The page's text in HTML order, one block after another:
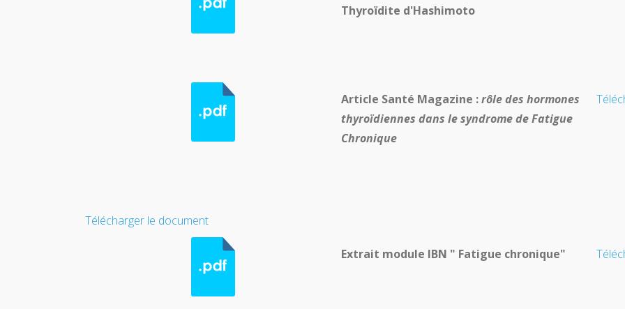
Thyroïdite d'Hashimoto
Article Santé Magazine :rôle des hormones
thyroïdiennes dans le syndrome de Fatigue
Chronique
Télécharger le document
Extrait module IBN " Fatigue chronique"